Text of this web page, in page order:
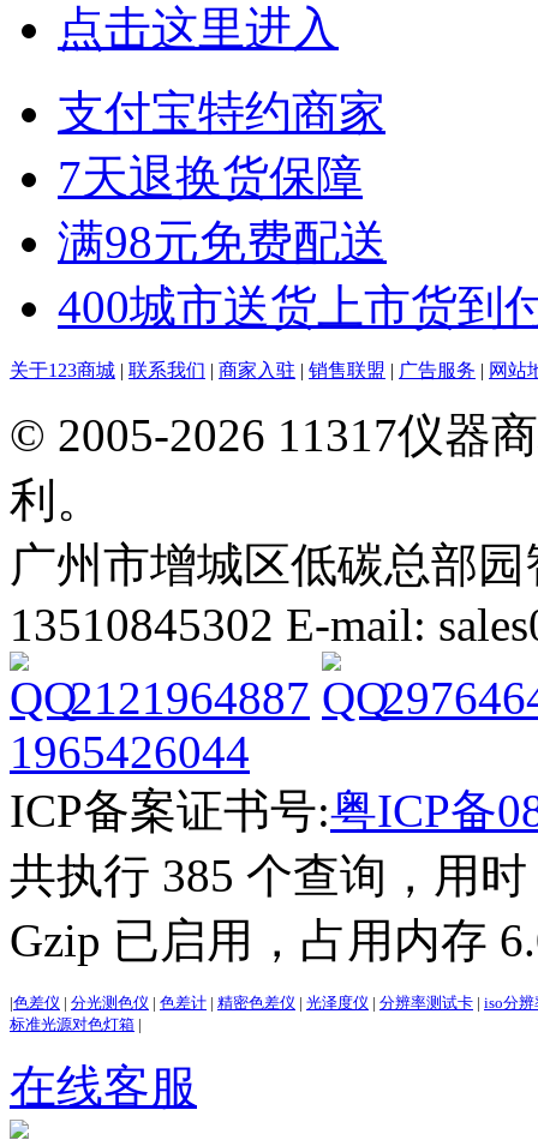
点击这里进入
支付宝特约商家
7天退换货保障
满98元免费配送
400城市送货上市货到
关于123商城 | 联系我们 | 商家入驻 | 销售联盟 | 广告服务 | 网站
© 2005-2026 11317仪器
利。
广州市增城区低碳总部
13510845302 E-mail:
2121964887
1965426044
ICP备案证书号:粤ICP备
共执行 385 个查询，用
Gzip 已启用，占用内存
|色差仪 | 分光测色仪 | 色差计 | 精密色差仪 | 光泽度仪 | 分辨率测试卡 | iso分
标准光源对色灯箱 |
在线客服